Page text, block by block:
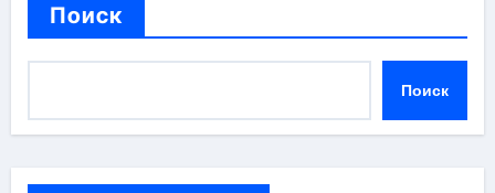
Поиск
Поиск